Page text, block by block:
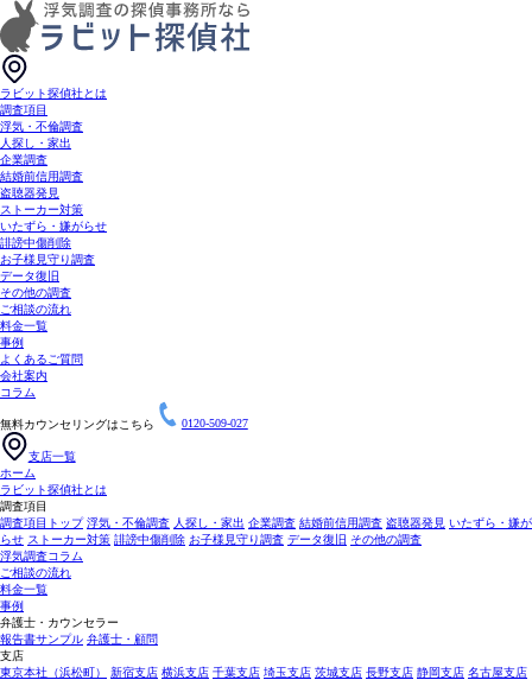
ラビット探偵社とは
調査項目
浮気・不倫調査
人探し・家出
企業調査
結婚前信用調査
盗聴器発見
ストーカー対策
いたずら・嫌がらせ
誹謗中傷削除
お子様見守り調査
データ復旧
その他の調査
ご相談の流れ
料金一覧
事例
よくあるご質問
会社案内
コラム
無料カウンセリングはこちら 0120-509-027
支店一覧
ホーム
ラビット探偵社とは
調査項目
調査項目トップ 浮気・不倫調査 人探し・家出 企業調査 結婚前信用調査 盗聴器発見 いたずら・嫌が
らせ ストーカー対策 誹謗中傷削除 お子様見守り調査 データ復旧 その他の調査
浮気調査コラム
ご相談の流れ
料金一覧
事例
弁護士・カウンセラー
報告書サンプル 弁護士・顧問
支店
東京本社（浜松町）
新宿支店 横浜支店 千葉支店 埼玉支店 茨城支店 長野支店 静岡支店 名古屋支店